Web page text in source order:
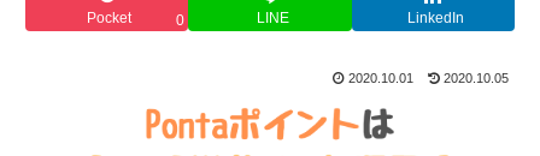
Pocket 0 LINE LinkedIn
2020.10.01 2020.10.05